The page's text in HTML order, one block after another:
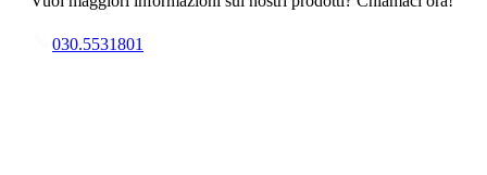
030.5531801